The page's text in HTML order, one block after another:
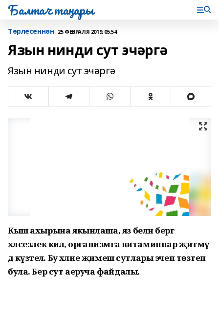
Балтач таңнары
Tөрлесеннән 25 ФЕВРАЛЯ 2019, 05:54
Язын нинди сут эчәргә
Язын нинди сут эчәргә
Кыш ахырына якынлаша, яз белән бергә
хәлсезлек килә, организмга витаминнар җитмәү
дә күзәтелә. Бу хәлне җимеш сутлары эчеп төзәтеп
була. Бер сут аеруча файдалы.